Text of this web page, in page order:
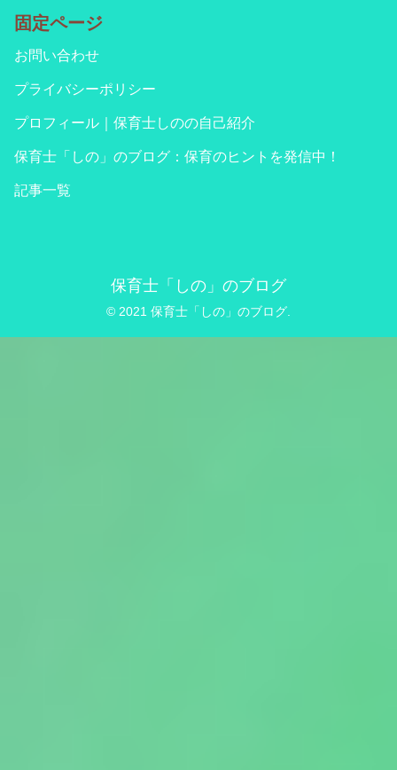
固定ページ
お問い合わせ
プライバシーポリシー
プロフィール｜保育士しのの自己紹介
保育士「しの」のブログ：保育のヒントを発信中！
記事一覧
保育士「しの」のブログ
© 2021 保育士「しの」のブログ.